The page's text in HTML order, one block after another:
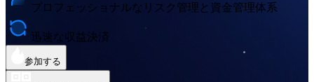
プロフェッショナルなリスク管理と資金管理体系
迅速な収益決済
参加する